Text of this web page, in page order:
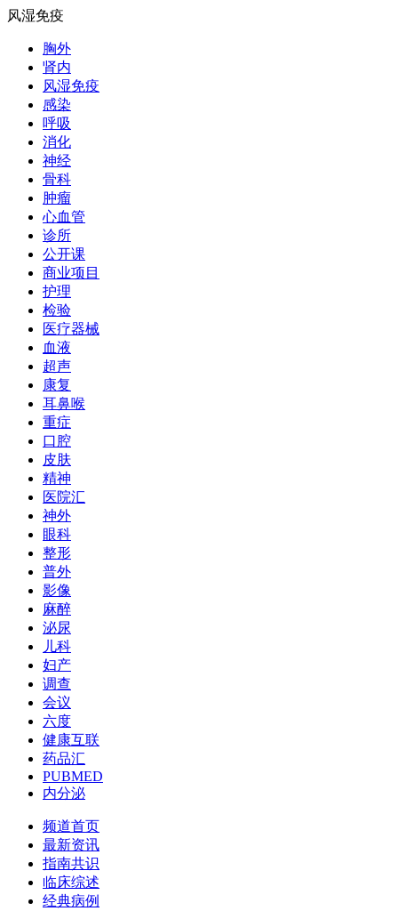
风湿免疫
胸外
肾内
风湿免疫
感染
呼吸
消化
神经
骨科
肿瘤
心血管
诊所
公开课
商业项目
护理
检验
医疗器械
血液
超声
康复
耳鼻喉
重症
口腔
皮肤
精神
医院汇
神外
眼科
整形
普外
影像
麻醉
泌尿
儿科
妇产
调查
会议
六度
健康互联
药品汇
PUBMED
内分泌
频道首页
最新资讯
指南共识
临床综述
经典病例